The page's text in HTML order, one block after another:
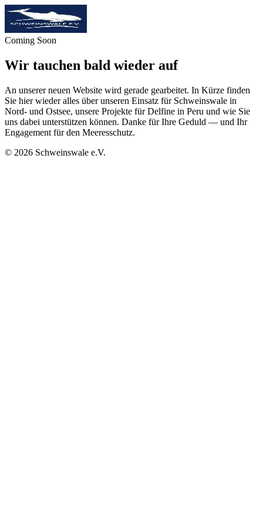
Coming Soon
Wir tauchen bald wieder auf
An unserer neuen Website wird gerade gearbeitet. In Kürze finden
Sie hier wieder alles über unseren Einsatz für Schweinswale in
Nord- und Ostsee, unsere Projekte für Delfine in Peru und wie Sie
uns dabei unterstützen können. Danke für Ihre Geduld — und Ihr
Engagement für den Meeresschutz.
© 2026 Schweinswale e.V.